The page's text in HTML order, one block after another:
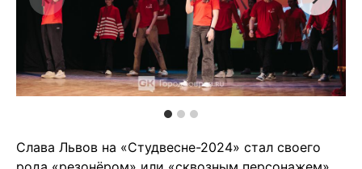
Слава Львов на «Студвесне-2024» стал своего